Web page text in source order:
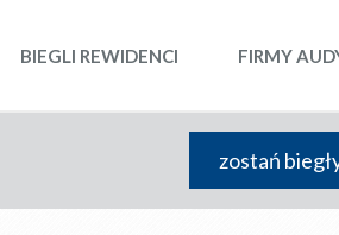
BIEGLI REWIDENCI FIRMY
zostań